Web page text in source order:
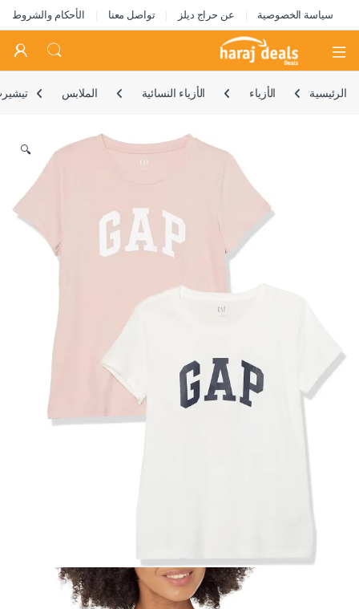
سياسة الخصوصية عن حراج ديلز تواصل معنا الأحكام والشروط
Open
الرئيسية الأزياء الأزياء النسائية الملابس
🔍